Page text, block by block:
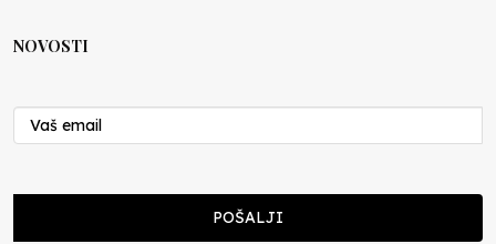
Nenad Veličković
29.10.2024
Cuke i djeca
NOVOSTI
POŠALJI